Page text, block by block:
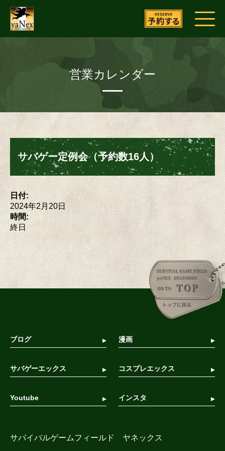
営業カレンダー
サバゲー定例会（予約数16人）
日付:
2024年2月20日
時間:
終日
サバイバルゲームフィールド ヤネックス
ブログ 漫画
サバゲーエックス コスプレエックス
Youtube インスタ